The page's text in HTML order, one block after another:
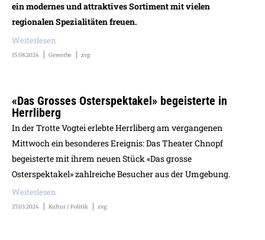
ein modernes und attraktives Sortiment mit vielen
regionalen Spezialitäten freuen.
Weiterlesen
15.08.2024 Gewerbe zvg
«Das Grosses Osterspektakel» begeisterte in
Herrliberg
In der Trotte Vogtei erlebte Herrliberg am vergangenen
Mittwoch ein besonderes Ereignis: Das Theater Chnopf
begeisterte mit ihrem neuen Stück «Das grosse
Osterspektakel» zahlreiche Besucher aus der Umgebung.
Weiterlesen
27.03.2024 Kultur / Politik zvg